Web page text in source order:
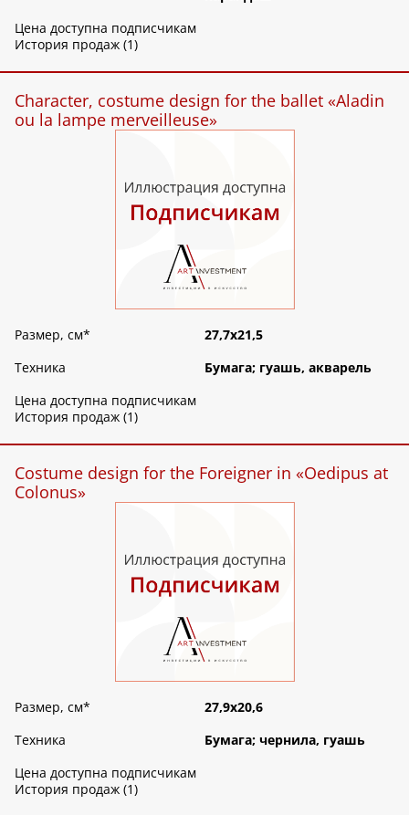
Цена доступна подписчикам
История продаж (1)
Character, costume design for the ballet «Aladin
ou la lampe merveilleuse»
Размер, см*
27,7х21,5
Техника
Бумага; гуашь, акварель
Цена доступна подписчикам
История продаж (1)
Costume design for the Foreigner in «Oedipus at
Colonus»
Размер, см*
27,9х20,6
Техника
Бумага; чернила, гуашь
Цена доступна подписчикам
История продаж (1)